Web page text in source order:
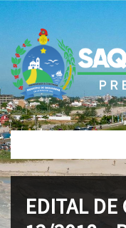
EDITAL DE